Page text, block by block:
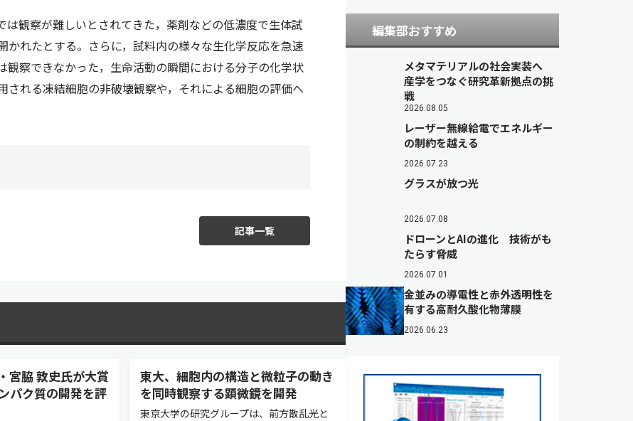
観察が難しいとされてきた，薬剤などの低濃度で生体試
れたとする。さらに，試料内の様々な生化学反応を急速
察できなかった，生命活動の瞬間における分子の化学状
れる凍結細胞の非破壊観察や，それによる細胞の評価へ
記事一覧
宮脇 敦史氏が大賞
パク質の開発を評
東大、細胞内の構造と微粒子の動き
を同時観察する顕微鏡を開発
東京大学の研究グループは、前方散乱光と
編集部おすすめ
メタマテリアルの社会実装へ
産学をつなぐ研究革新拠点の挑
戦
2026.08.05
レーザー無線給電でエネルギー
の制約を越える
2026.07.23
グラスが放つ光
2026.07.08
ドローンとAIの進化 技術がも
たらす脅威
2026.07.01
金並みの導電性と赤外透明性を
有する高耐久酸化物薄膜
2026.06.23